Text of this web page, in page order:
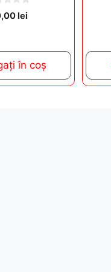
lei
în coș